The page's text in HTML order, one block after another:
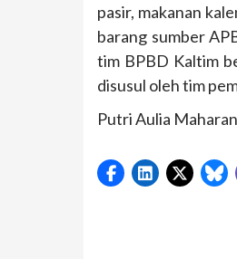
pasir, makanan
barang sumber
tim BPBD Kaltim
disusul oleh tim
Putri Aulia